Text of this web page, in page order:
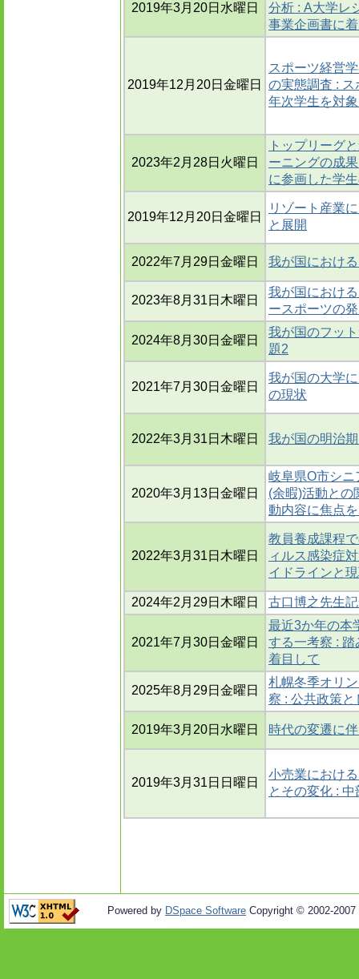
2019年3月20日水曜日
分析 : A大学レ
事業企画書に
2019年12月20日金曜日
スポーツ経営
の実態調査 :
年次学生を対
2023年2月28日火曜日
トップリーグ
ーニングの成
に参画した学
2019年12月20日金曜日
リゾート産業
と展開
2022年7月29日金曜日 我が国におけ
2023年8月31日木曜日
我が国におけ
ースポーツの
2024年8月30日金曜日
我が国のフッ
題2
2021年7月30日金曜日
我が国の大学
の現状
2022年3月31日木曜日 我が国の明治
2020年3月13日金曜日
岐阜県O市シ
(余暇)活動との
動内容に焦点
2022年3月31日木曜日
教員養成課程
ィルス感染症
イドラインと
2024年2月29日木曜日 古口博之先生
2021年7月30日金曜日
最近3か年の本
する一考察 :
着目して
2025年8月29日金曜日
札幌冬季オリ
察 : 公共政策
2019年3月20日水曜日 時代の変遷に
2019年3月31日日曜日
小売業におけ
とその変化 :
Powered by DSpace Software Copyright © 2002-2007